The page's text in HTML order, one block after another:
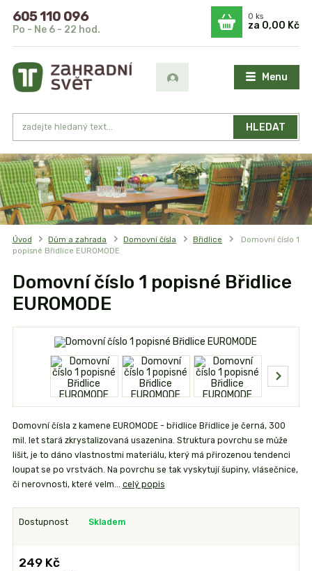
Menu
HLEDAT
605 110 096
Po - Ne 6 - 22 hod.
0ks
za 0,00 Kč
Úvod Dům a zahrada Domovní čísla Břidlice
Domovní číslo 1
popisné Břidlice EUROMODE
Domovní číslo 1 popisné Břidlice
EUROMODE
Domovní čísla z kamene EUROMODE - břidlice Břidlice je černá, 300
mil. let stará zkrystalizovaná usazenina. Struktura povrchu se může
lišit, je to dáno vlastnostmi materiálu, který má přirozenou tendenci
loupat se po vrstvách. Na povrchu se tak vyskytují šupiny, vlásečnice,
či nerovnosti, které velm... celý popis
Dostupnost Skladem
249 Kč